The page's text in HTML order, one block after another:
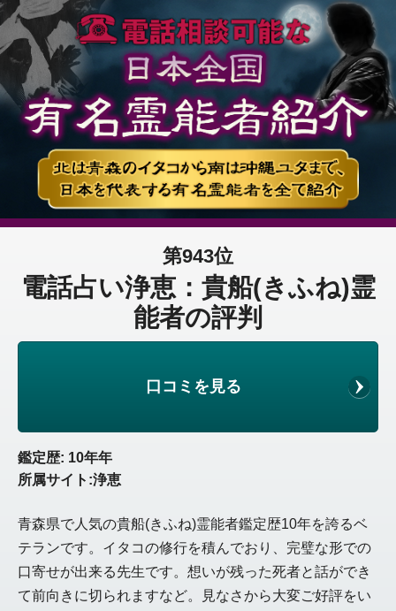
第943位
電話占い浄恵：貴船(きふね)霊
能者の評判
口コミを見る
鑑定歴: 10年年
所属サイト:浄恵
青森県で人気の貴船(きふね)霊能者鑑定歴10年を誇るベ
テランです。イタコの修行を積んでおり、完璧な形での
口寄せが出来る先生です。想いが残った死者と話ができ
て前向きに切られますなど。見なさから大変ご好評をい